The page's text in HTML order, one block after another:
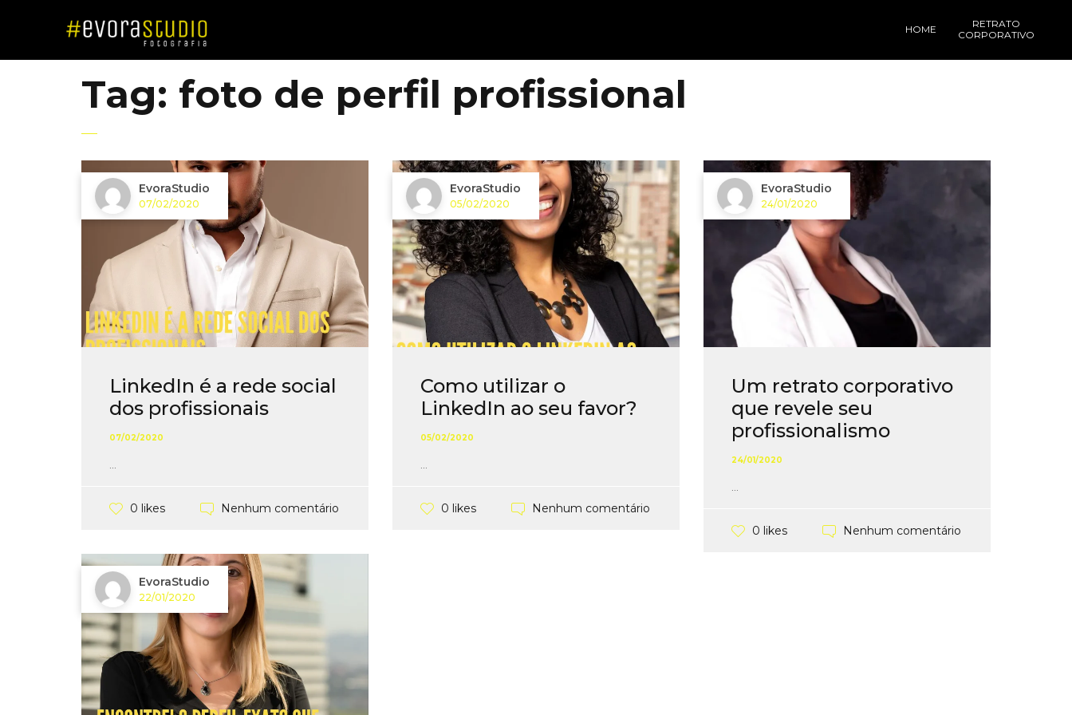
HOME
RETRATO
CORPORATIVO
Tag: foto de perfil profissional
EvoraStudio
07/02/2020
LinkedIn é a rede social
dos profissionais
07/02/2020
...
0 likes Nenhum comentário
EvoraStudio
05/02/2020
Como utilizar o
LinkedIn ao seu favor?
05/02/2020
...
0 likes Nenhum comentário
EvoraStudio
24/01/2020
Um retrato corporativo
que revele seu
profissionalismo
24/01/2020
...
0 likes Nenhum comentário
EvoraStudio
22/01/2020